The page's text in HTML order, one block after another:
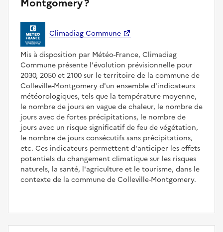
Climadiag Commune
Mis à disposition par Météo-France, Climadiag
Commune présente l'évolution prévisionnelle pour
2030, 2050 et 2100 sur le territoire de la commune de
Colleville-Montgomery d'un ensemble d'indicateurs
météorologiques, tels que la température moyenne,
le nombre de jours en vague de chaleur, le nombre de
jours avec de fortes précipitations, le nombre de
jours avec un risque significatif de feu de végétation,
le nombre de jours consécutifs sans précipitations,
etc. Ces indicateurs permettent d'anticiper les effets
potentiels du changement climatique sur les risques
naturels, la santé, l'agriculture et le tourisme, dans le
contexte de la commune de Colleville-Montgomery.